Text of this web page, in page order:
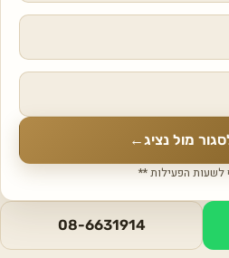
מול נציג←
לשעות הפעילות **
08-6631914